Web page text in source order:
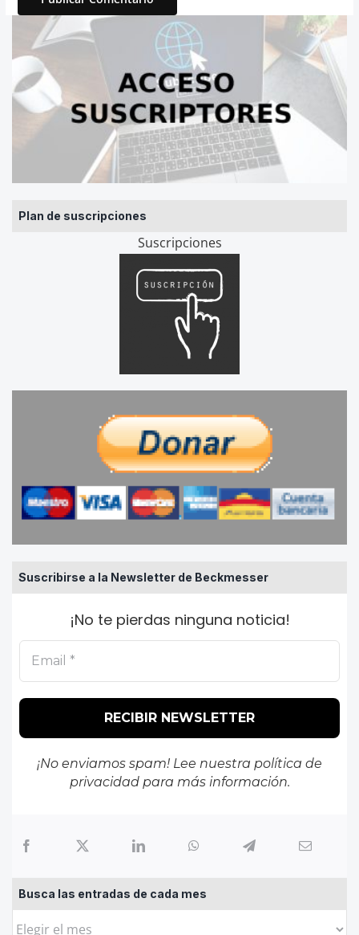
Plan de suscripciones
Suscripciones
Suscribirse a la Newsletter de Beckmesser
¡No te pierdas ninguna noticia!
¡No enviamos spam! Lee nuestra política de
privacidadpara más información.
Busca las entradas de cada mes
Busca